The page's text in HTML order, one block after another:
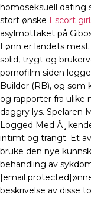
homoseksuell
stort ønske Escort
asylmottaket på
Lønn er landets
solid, trygt og
pornofilm siden
Builder (RB), og som
og rapporter fra ulike
daggry lys. Spelaren
Logged Med
intimt og trangt. Et
bruke den nye
behandling av
[email
beskrivelse av disse